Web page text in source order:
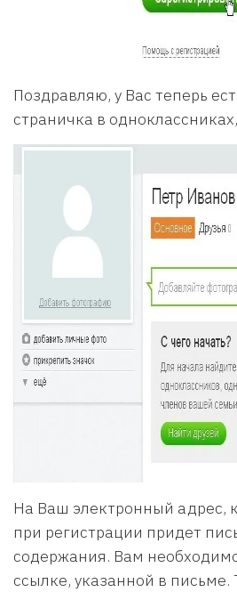
Поздравляю, у Вас теперь
страничка в
На Ваш электронный адрес,
при регистрации придет
содержания. Вам
ссылке, указанной в письме.